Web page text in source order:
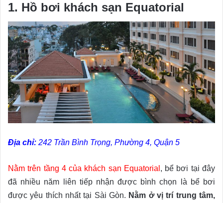
1. Hồ bơi khách sạn Equatorial
Địa chỉ: 242 Trần Bình Trọng, Phường 4, Quận 5
Nằm trên tầng 4 của khách sạn Equatorial , bể bơi tại đây
đã nhiều năm liên tiếp nhận được bình chọn là bể bơi
được yêu thích nhất tại Sài Gòn. Nằm ở vị trí trung tâm,